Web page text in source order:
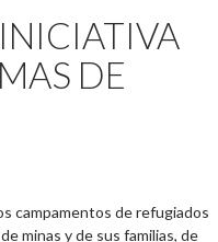
DE
campamentos de refugiados
minas y de sus familias, de